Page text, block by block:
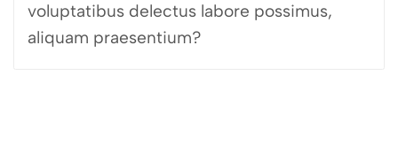
voluptatibus delectus labore possimus,
aliquam praesentium?